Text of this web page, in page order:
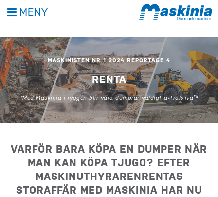
MENY
MASKINISTEN NR 1 2024 REPORTAGE 4
RENTA
"Med Maskinia i ryggen blir våra dumprar väldigt attraktiva”"
VARFÖR BARA KÖPA EN DUMPER NÄR
MAN KAN KÖPA TJUGO? EFTER
MASKINUTHYRARENRENTAS
STORAFFÄR MED MASKINIA HAR NU